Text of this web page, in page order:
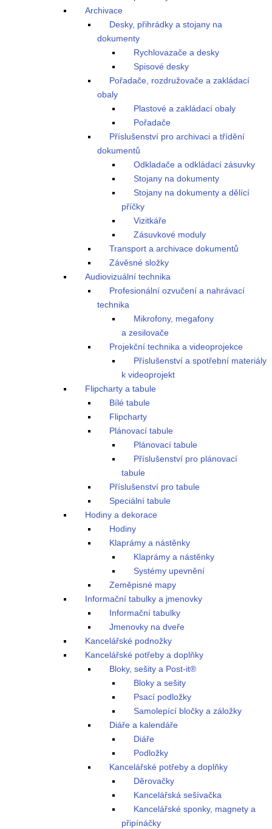
Archivace
Desky, přihrádky a stojany na
dokumenty
Rychlovazače a desky
Spisové desky
Pořadače, rozdružovače a zakládací
obaly
Plastové a zakládací obaly
Pořadače
Příslušenství pro archivaci a třídění
dokumentů
Odkladače a odkládací zásuvky
Stojany na dokumenty
Stojany na dokumenty a dělící
příčky
Vizitkáře
Zásuvkové moduly
Transport a archivace dokumentů
Závěsné složky
Audiovizuální technika
Profesionální ozvučení a nahrávací
technika
Mikrofony, megafony
a zesilovače
Projekční technika a videoprojekce
Příslušenství a spotřební materiály
k videoprojekt
Flipcharty a tabule
Bílé tabule
Flipcharty
Plánovací tabule
Plánovací tabule
Příslušenství pro plánovací
tabule
Příslušenství pro tabule
Speciální tabule
Hodiny a dekorace
Hodiny
Klaprámy a nástěnky
Klaprámy a nástěnky
Systémy upevnění
Zeměpisné mapy
Informační tabulky a jmenovky
Informační tabulky
Jmenovky na dveře
Kancelářské podnožky
Kancelářské potřeby a doplňky
Bloky, sešity a Post-it®
Bloky a sešity
Psací podložky
Samolepící bločky a záložky
Diáře a kalendáře
Diáře
Podložky
Kancelářské potřeby a doplňky
Děrovačky
Kancelářská sešívačka
Kancelářské sponky, magnety a
připínáčky